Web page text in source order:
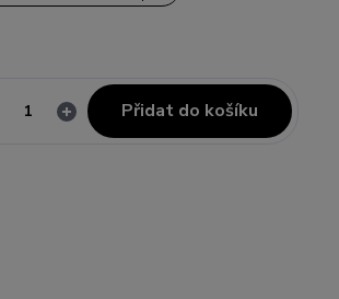
Přidat do košíku